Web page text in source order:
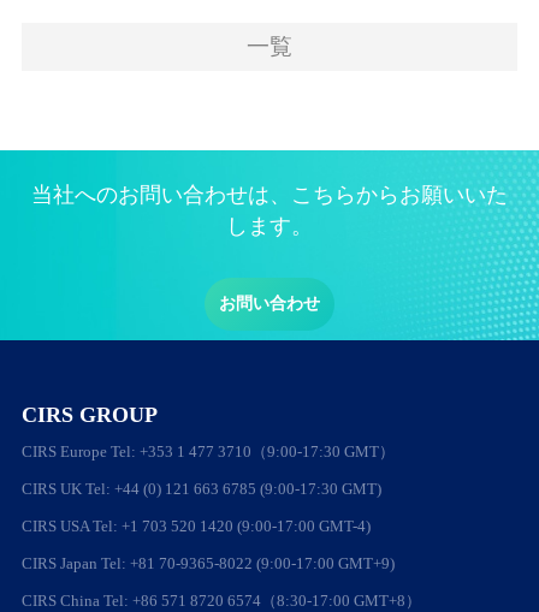
一覧
当社へのお問い合わせは、こちらからお願いいた
します。
お問い合わせ
CIRS GROUP
CIRS Europe Tel: +353 1 477 3710（9:00-17:30 GMT）
CIRS UK Tel: +44 (0) 121 663 6785 (9:00-17:30 GMT)
CIRS USA Tel: +1 703 520 1420 (9:00-17:00 GMT-4)
CIRS Japan Tel: +81 70-9365-8022 (9:00-17:00 GMT+9)
CIRS China Tel: +86 571 8720 6574（8:30-17:00 GMT+8）